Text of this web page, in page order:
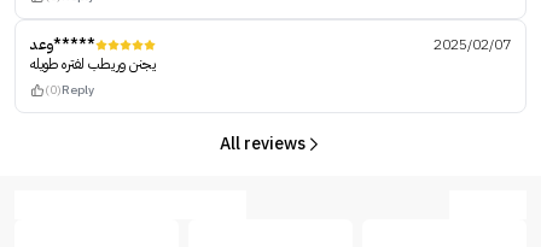
وعد*****
2025/02/07
يجنن وريطب لفتره طويله
(0)Reply
All reviews